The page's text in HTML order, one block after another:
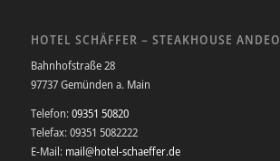
HOTEL SCHÄFFER – STEAKHOUSE ANDEO
Bahnhofstraße 28
97737 Gemünden a. Main
Telefon:09351 50820
Telefax: 09351 5082222
E-Mail: mail@hotel-schaeffer.de